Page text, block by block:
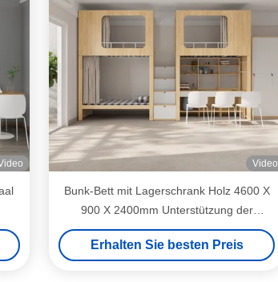
Video
Bunk-Bett mit Lagerschrank Holz 4600 X
900 X 2400mm Unterstützung der
Anpassung
Erhalten Sie besten Preis